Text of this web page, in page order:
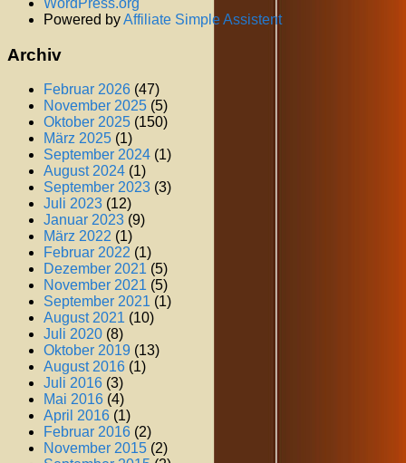
WordPress.org
Powered byAffiliate Simple Assistent
Archiv
Februar 2026 (47)
November 2025 (5)
Oktober 2025 (150)
März 2025 (1)
September 2024 (1)
August 2024 (1)
September 2023 (3)
Juli 2023 (12)
Januar 2023 (9)
März 2022 (1)
Februar 2022 (1)
Dezember 2021 (5)
November 2021 (5)
September 2021 (1)
August 2021 (10)
Juli 2020 (8)
Oktober 2019 (13)
August 2016 (1)
Juli 2016 (3)
Mai 2016 (4)
April 2016 (1)
Februar 2016 (2)
November 2015 (2)